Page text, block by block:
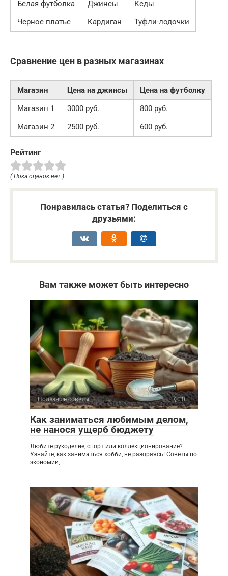
Белая футболка Джинсы
Кеды
Черное платье
Кардиган Туфли-лодочки
Сравнение цен в разных магазинах
Магазин Цена на джинсы
Цена на футболку
Магазин 1
3000 руб.
800 руб.
Магазин 2
2500 руб. 600 руб.
Рейтинг
( Пока оценок нет )
Понравилась статья? Поделиться с
друзьями:
Вам также может быть интересно
Полезные советы 0
Как заниматься любимым делом,
не нанося ущерб бюджету
Любите рукоделие, спорт или коллекционирование?
Узнайте, как заниматься хобби, не разоряясь! Советы по
экономии,